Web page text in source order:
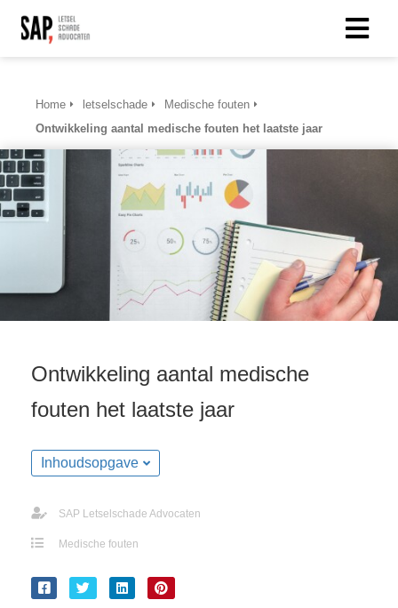
Home letselschade
Medische fouten
Ontwikkeling aantal medische fouten het laatste jaar
Ontwikkeling aantal medische
fouten het laatste jaar
Inhoudsopgave
SAP Letselschade Advocaten
Medische fouten